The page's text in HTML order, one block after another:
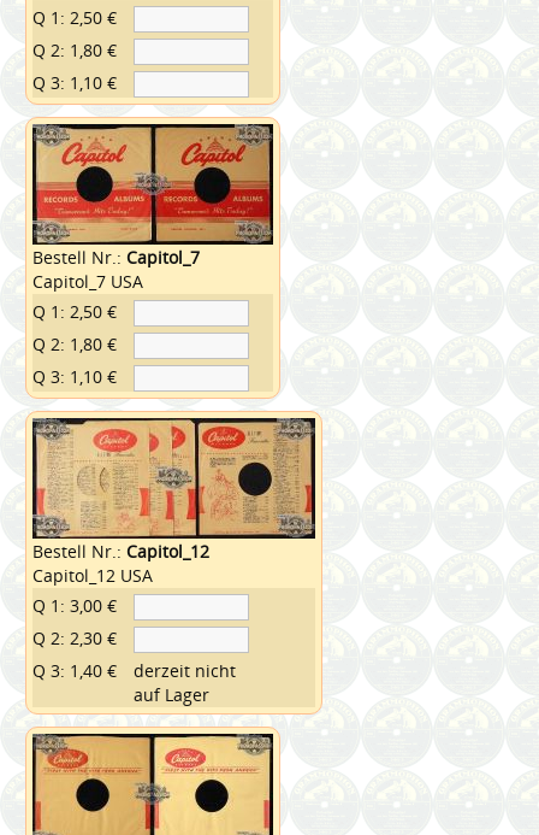
Q 1: 2,50 €
Q 2: 1,80 €
Q 3: 1,10 €
Bestell Nr.:Capitol_7
Capitol_7 USA
Q 1: 2,50 €
Q 2: 1,80 €
Q 3: 1,10 €
Bestell Nr.:Capitol_12
Capitol_12 USA
Q 1: 3,00 €
Q 2: 2,30 €
Q 3: 1,40 €
derzeit nicht
auf Lager